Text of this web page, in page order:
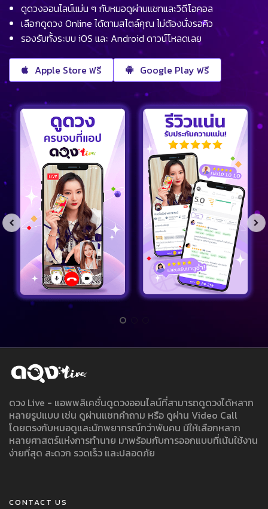
ดูดวงออนไลน์แม่น ๆ กับหมอดูผ่านแชทและวิดีโอคอล
เลือกดูดวง Online ได้ตามสไตล์คุณ ไม่ต้องนั่งรอคิว
รองรับทั้งระบบ iOS และ Android ดาวน์โหลดเลย
Apple Store ฟรี Google Play ฟรี
ดวง Live - แอพพลิเคชั่นดูดวงออนไลน์ที่สามารถดูดวงได้หลาก
หลายรูปแบบ เช่น ดูผ่านแชทคำถาม หรือ ดูผ่าน Video Call
โดยตรงกับหมอดูและนักพยากรณ์กว่าพันคน มีให้เลือกหลาก
หลายศาสตร์แห่งการทำนาย มาพร้อมกับการออกแบบที่เน้นใช้งาน
ง่ายที่สุด สะดวก รวดเร็ว และปลอดภัย
CONTACT US